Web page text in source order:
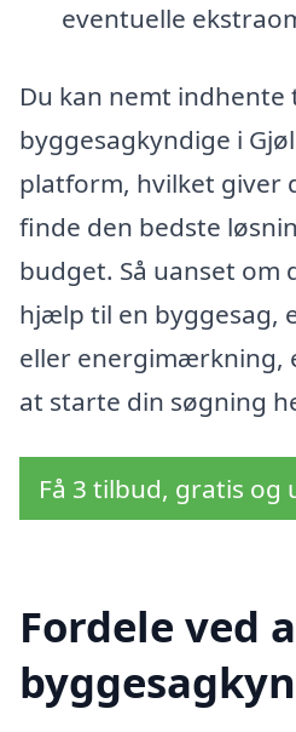
eventuelle
Du kan nemt
byggesagkyndige i
platform, hvilket giver
finde den bedste
budget. Så uanset om
hjælp til en byggesag,
eller energimærkning,
at starte din søgning
Få 3 tilbud, gratis
Fordele ved